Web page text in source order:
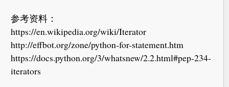
参考资料：
https://en.wikipedia.org/wiki/Iterator
http://effbot.org/zone/python-for-statement.htm
https://docs.python.org/3/whatsnew/2.2.html#pep-234-
iterators